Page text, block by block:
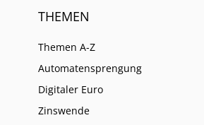
THEMEN
Themen A-Z
Automatensprengung
Digitaler Euro
Zinswende